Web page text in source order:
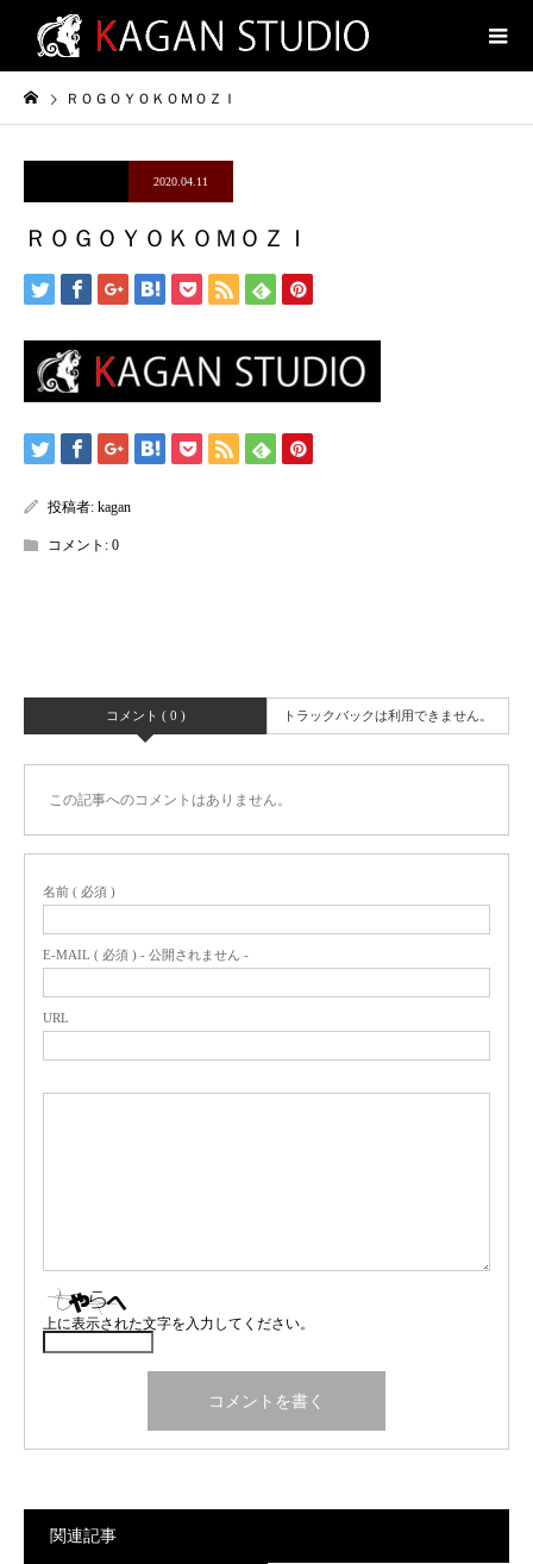
ＲＯＧＯＹＯＫＯＭＯＺＩ
2020.04.11
ＲＯＧＯＹＯＫＯＭＯＺＩ
投稿者: kagan
コメント: 0
コメント ( 0 ) トラックバックは利用できません。
この記事へのコメントはありません。
名前 ( 必須 )
E-MAIL ( 必須 ) - 公開されません -
URL
上に表示された文字を入力してください。
関連記事